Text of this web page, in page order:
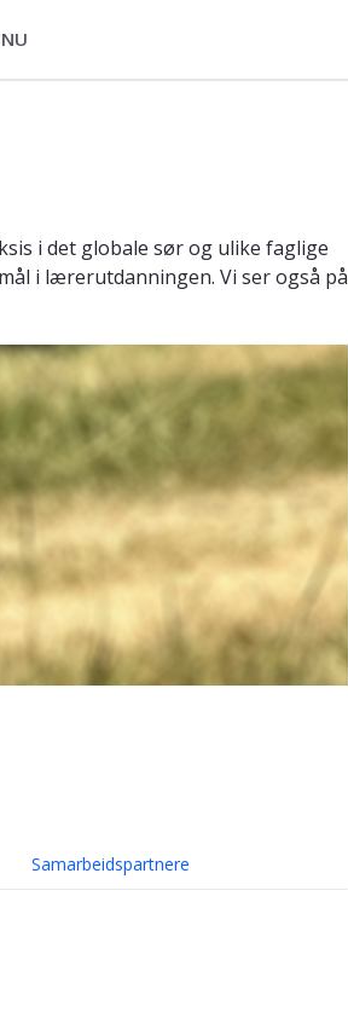
i det globale sør og ulike faglige
i lærerutdanningen. Vi ser også på
Samarbeidspartnere